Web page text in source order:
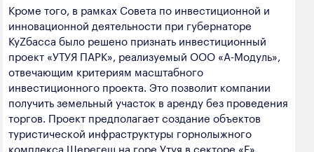
Кроме того, в рамках Совета по инвестиционной и
инновационной деятельности при губернаторе
КуZбасса было решено признать инвестиционный
проект «УТУЯ ПАРК», реализуемый ООО «А-Модуль»,
отвечающим критериям масштабного
инвестиционного проекта. Это позволит компании
получить земельный участок в аренду без проведения
торгов. Проект предполагает создание объектов
туристической инфраструктуры горнолыжного
комплекса Шерегеш на горе Утуя в секторе «Е».